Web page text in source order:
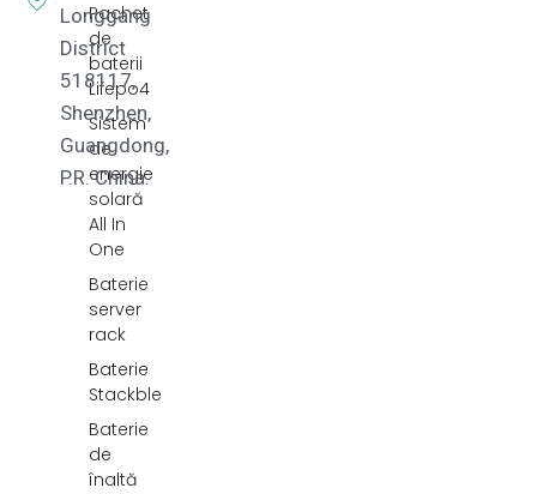
Pachet
de
baterii
Lifepo4
Sistem
de
energie
solară
All In
One
Baterie
server
rack
Baterie
Stackble
Baterie
de
înaltă
Longgang
District
518117,
Shenzhen,
Guangdong,
P.R. China.